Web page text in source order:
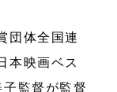
団体全国連
本映画ベス
監督が監督